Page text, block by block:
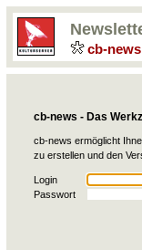
cb-news
cb-news - Das
cb-news ermöglicht
zu erstellen und den
Login
Passwort